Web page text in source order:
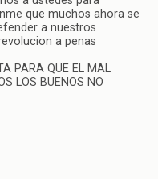
que muchos ahora se
a nuestros
a penas
PARA QUE EL MAL
LOS BUENOS NO